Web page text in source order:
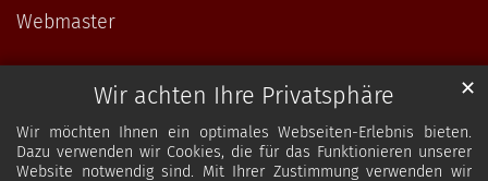
Wir achten Ihre Privatsphäre
Wir möchten Ihnen ein optimales Webseiten-Erlebnis bieten.
Dazu verwenden wir Cookies, die für das Funktionieren unserer
Website notwendig sind. Mit Ihrer Zustimmung verwenden wir
✕
Webmaster